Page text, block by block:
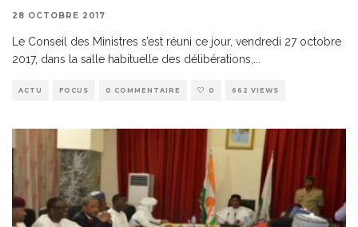
28 OCTOBRE 2017
Le Conseil des Ministres s’est réuni ce jour, vendredi 27 octobre
2017, dans la salle habituelle des délibérations,...
ACTU FOCUS 0 COMMENTAIRE 0 662 VIEWS